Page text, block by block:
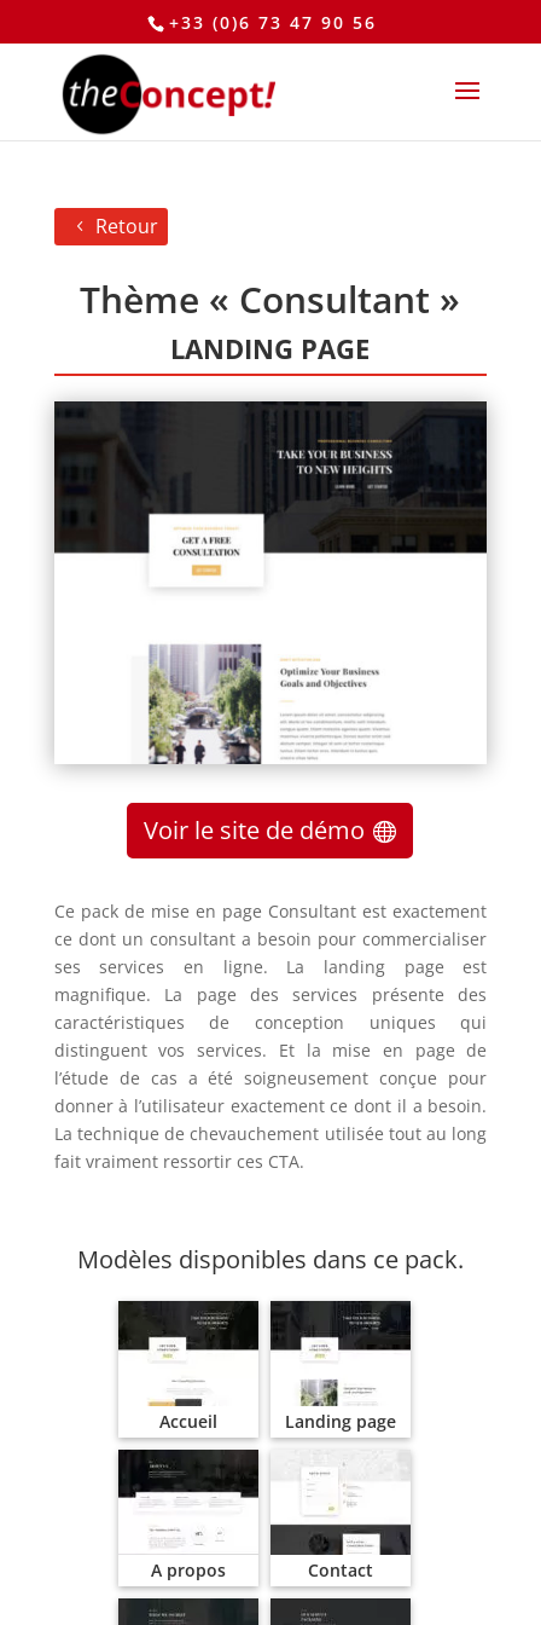
+33 (0)6 73 47 90 56
Retour
Thème « Consultant »
LANDING PAGE
Voir le site de démo
Ce pack de mise en page Consultant est exactement
ce dont un consultant a besoin pour commercialiser
ses services en ligne.
La landing page est
magnifique.
La page des services présente des
caractéristiques de conception uniques qui
distinguent vos services.
Et la mise en page de
l’étude de cas a été soigneusement conçue pour
donner à l’utilisateur exactement ce dont il a besoin.
La technique de chevauchement utilisée tout au long
fait vraiment ressortir ces CTA.
Modèles disponibles dans ce pack.
Accueil Landing page
A propos Contact